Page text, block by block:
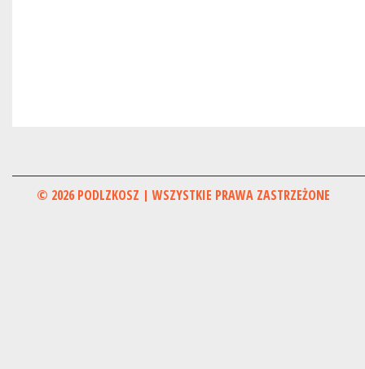
© 2026 PODLZKOSZ | WSZYSTKIE PRAWA ZASTRZEŻONE